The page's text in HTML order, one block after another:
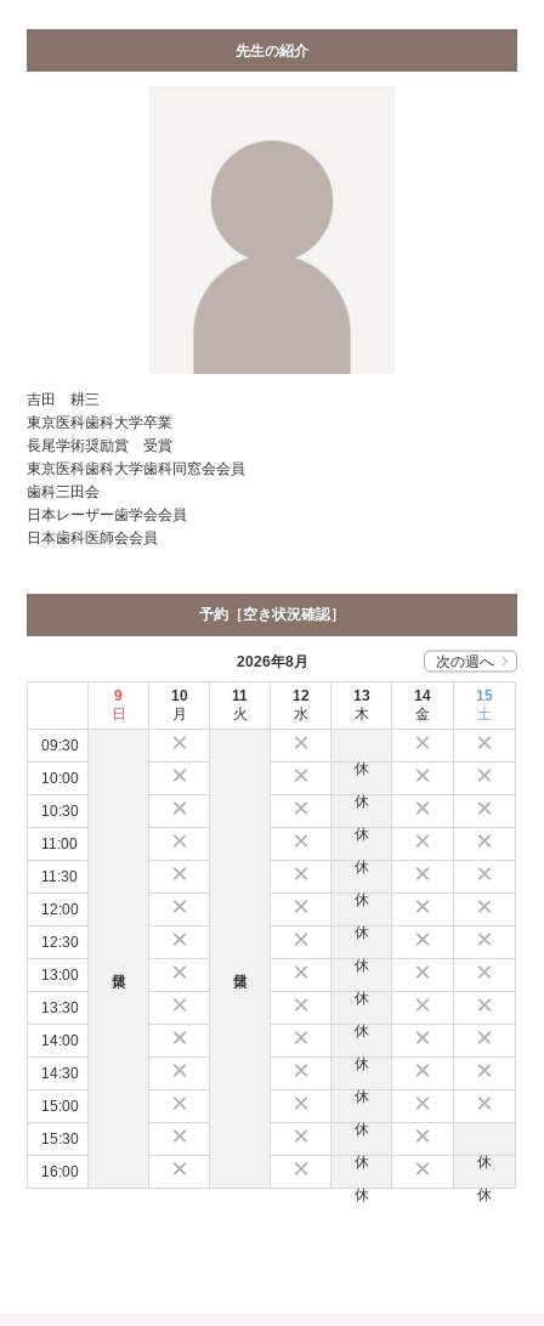
先生の紹介
吉田 耕三
東京医科歯科大学卒業
長尾学術奨励賞 受賞
東京医科歯科大学歯科同窓会会員
歯科三田会
日本レーザー歯学会会員
日本歯科医師会会員
予約［空き状況確認］
2026年8月
次の週へ
9
日
10
月
11
火
12
水
13
木
14
金
15
土
09:30
× × × ×
10:00 × × × ×
10:30 × × × ×
11:00 × × × ×
11:30 × × × ×
12:00 × × × ×
12:30 × × × ×
13:00 × × × ×
13:30 × × × ×
14:00 × × × ×
14:30 × × × ×
15:00 × × × ×
15:30 × × ×
16:00 × × ×